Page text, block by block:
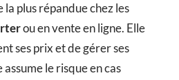
la plus répandue chez les
ou en vente en ligne. Elle
ses prix et de gérer ses
le risque en cas